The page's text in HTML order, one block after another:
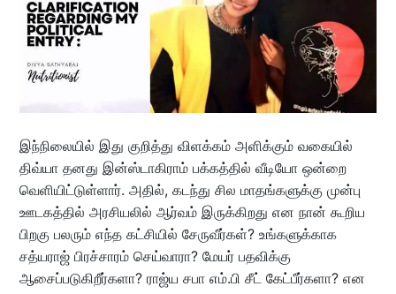
இந்நிலையில் இது குறித்து விளக்கம் அளிக்கும் வகையில்
திவ்யா தனது இன்ஸ்டாகிராம் பக்கத்தில் வீடியோ ஒன்றை
வெளியிட்டுள்ளார். அதில், கடந்து சில மாதங்களுக்கு முன்பு
ஊடகத்தில் அரசியலில் ஆர்வம் இருக்கிறது என நான் கூறிய
பிறகு பலரும் எந்த கட்சியில் சேருவீர்கள்? உங்களுக்காக
சத்யராஜ் பிரச்சாரம் செய்வாரா? மேயர் பதவிக்கு
ஆசைப்படுகிறீர்களா? ராஜ்ய சபா எம்.பி சீட் கேட்பீர்களா? என